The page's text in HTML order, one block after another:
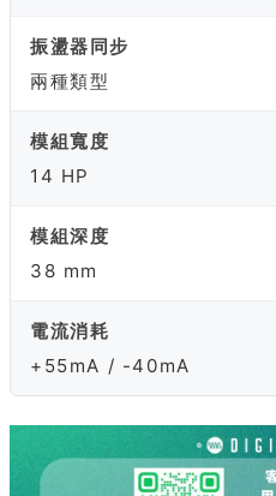
振盪器同步
兩種類型
模組寬度
14 HP
模組深度
38 mm
電流消耗
+55mA / -40mA